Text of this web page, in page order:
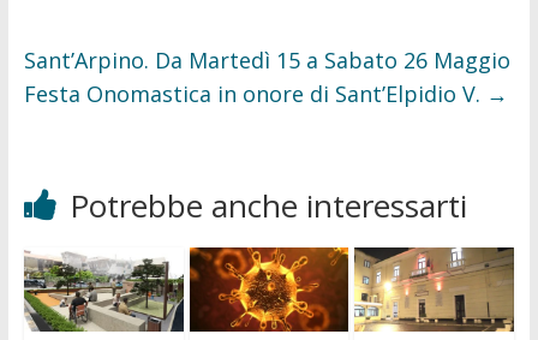
Sant’Arpino. Da Martedì 15 a Sabato 26 Maggio
Festa Onomastica in onore di Sant’Elpidio V. →
Potrebbe anche interessarti